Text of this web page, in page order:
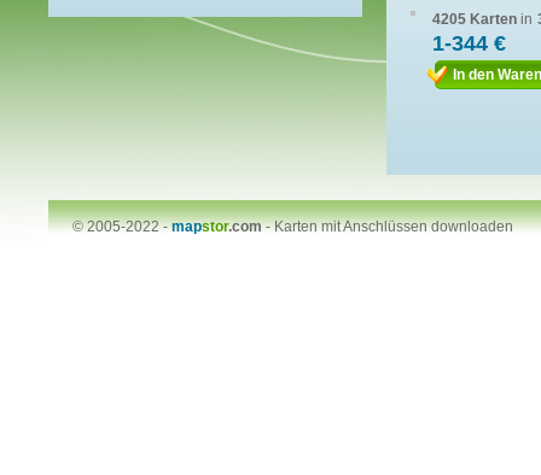
4205 Karten in
1-344 €
In den
© 2005-2022 -mapstor.com-Karten mit Anschlüssen downloaden